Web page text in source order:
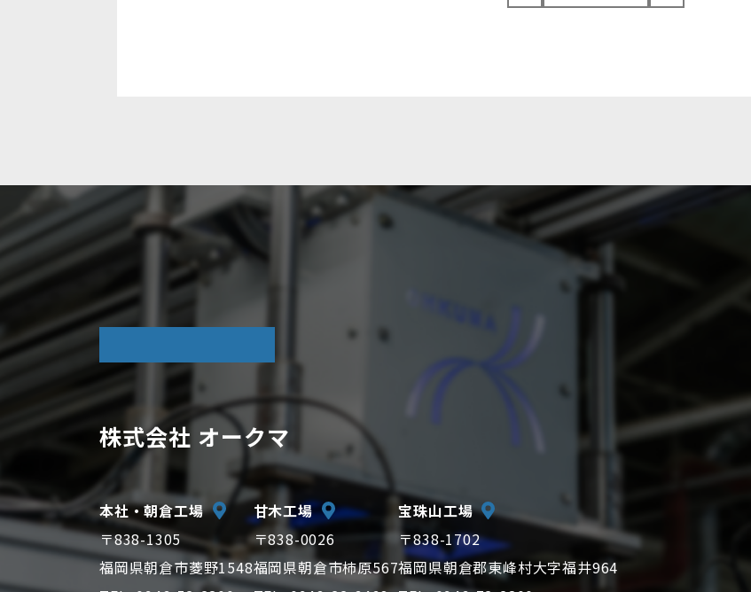
株式会社 オークマ
本社・朝倉工場
〒838-1305
福岡県朝倉市菱野1548
甘木工場
〒838-0026
福岡県朝倉市柿原567
宝珠山工場
〒838-1702
福岡県朝倉郡東峰村大字福井964